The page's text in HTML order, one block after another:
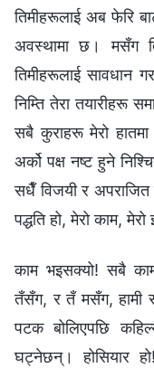
तिमीहरूलाई अब फेरि
अवस्थामा छ। मसँग
तिमीहरूलाई सावधान
निम्ति तेरा तयारीहरू
सबै कुराहरू मेरो
अर्को पक्ष नष्ट हुने
सधैँ विजयी र
पद्धति हो, मेरो काम,
काम भइसक्यो! सबै
तँसँग, र तँ मसँग, हामी
पटक बोलिएपछि
घट्नेछन्। होसियार